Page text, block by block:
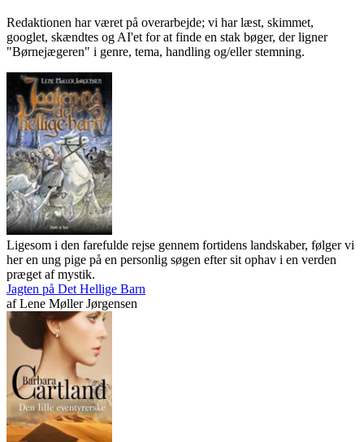
Redaktionen har været på overarbejde; vi har læst, skimmet,
googlet, skændtes og AI'et for at finde en stak bøger, der ligner
"Børnejægeren" i genre, tema, handling og/eller stemning.
Ligesom i den farefulde rejse gennem fortidens landskaber, følger vi
her en ung pige på en personlig søgen efter sit ophav i en verden
præget af mystik.
Jagten på Det Hellige Barn
afLene Møller Jørgensen